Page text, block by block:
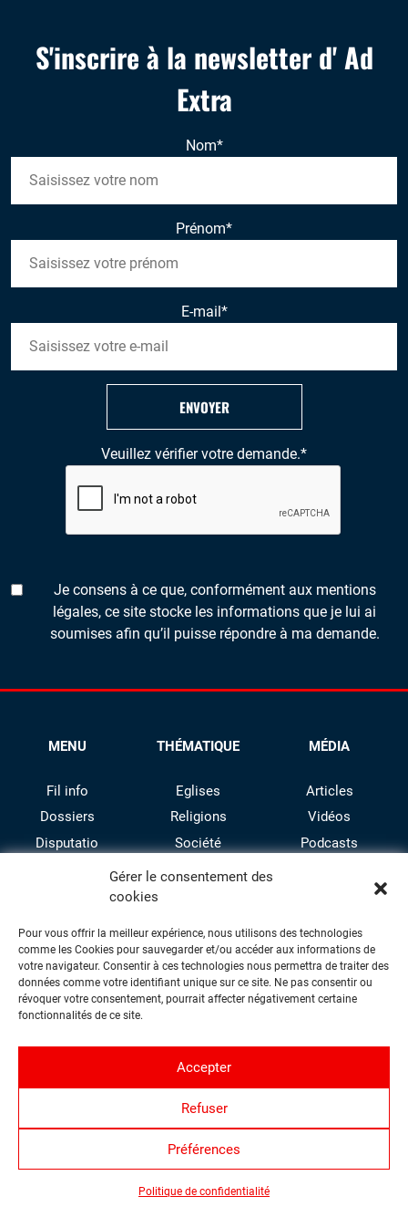
Gérer le consentement des
cookies
Pour vous offrir la meilleur expérience, nous utilisons des technologies
comme les Cookies pour sauvegarder et/ou accéder aux informations de
votre navigateur. Consentir à ces technologies nous permettra de traiter des
données comme votre identifiant unique sur ce site. Ne pas consentir ou
révoquer votre consentement, pourrait affecter négativement certaine
fonctionnalités de ce site.
Accepter
Refuser
Préférences
Politique de confidentialité
S'inscrire à la newsletter d' Ad
Extra
Nom*
Prénom*
E-mail *
Veuillez vérifier votre demande.*
Je consens à ce que, conformément aux mentions
légales, ce site stocke les informations que je lui ai
soumises afin qu’il puisse répondre à ma demande.
ENVOYER
MENU
Fil info
Dossiers
Disputatio
THÉMATIQUE
Eglises
Religions
Société
Culture
MÉDIA
Articles
Vidéos
Podcasts
facebook
Contact
Proposer une contribution
Qui sommes-nous ?
Politique de confidentialité
Plan du site